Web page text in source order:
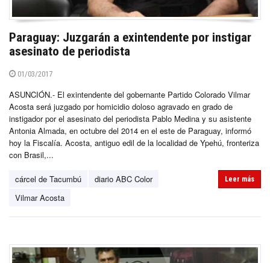
Paraguay: Juzgarán a exintendente por instigar
asesinato de periodista
01/03/2017
ASUNCIÓN.- El exintendente del gobernante Partido Colorado Vilmar
Acosta será juzgado por homicidio doloso agravado en grado de
instigador por el asesinato del periodista Pablo Medina y su asistente
Antonia Almada, en octubre del 2014 en el este de Paraguay, informó
hoy la Fiscalía. Acosta, antiguo edil de la localidad de Ypehú, fronteriza
con Brasil,...
cárcel de Tacumbú
diario ABC Color
Vilmar Acosta
Leer más